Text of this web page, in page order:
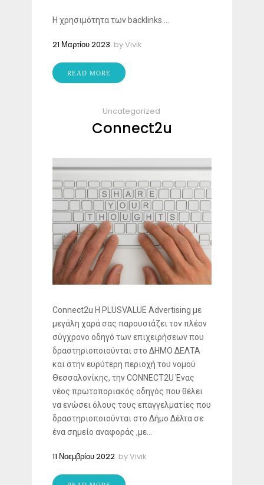
Η χρησιμότητα των backlinks ...
21 Μαρτίου 2023 byVivik
READ MORE
Uncategorized
Connect2u
Connect2u H PLUSVALUE Advertising με
μεγάλη χαρά σας παρουσιάζει τον πλέον
σύγχρονο οδηγό των επιχειρήσεων που
δραστηριοποιούνται στο ΔΗΜΟ ΔΕΛΤΑ
και στην ευρύτερη περιοχή του νομού
Θεσσαλονίκης, την CONNECT2U Ένας
νέος πρωτοποριακός οδηγός που θέλει
να ενώσει όλους τους επαγγελματίες που
δραστηριοποιούνται στο Δήμο Δέλτα σε
ένα σημείο αναφοράς ,με...
11 Νοεμβρίου 2022 byVivik